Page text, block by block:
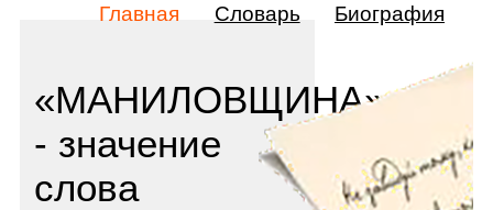
«МАНИЛОВЩИНА»
- значение
слова
Главная Словарь Биография